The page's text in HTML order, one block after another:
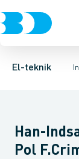
El-teknik
Afbrydere,
Kapsling for
Han-
Pol